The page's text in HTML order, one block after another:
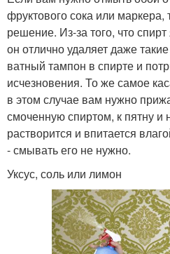
фруктового сока или маркера,
решение. Из-за того, что
он отлично удаляет даже
ватный тампон в спирте и
исчезновения. То же самое
в этом случае вам нужно
смоченную спиртом, к пятну и
растворится и впитается
- смывать его не нужно.
Уксус, соль или лимон